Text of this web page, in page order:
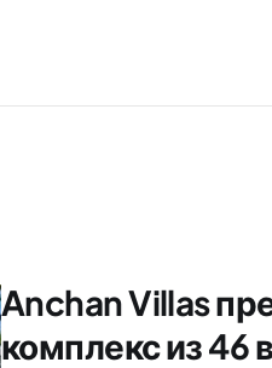
Anchan Villas
комплекс из 46